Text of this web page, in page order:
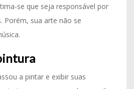
se que seja responsável por
Porém, sua arte não se
a pintar e exibir suas